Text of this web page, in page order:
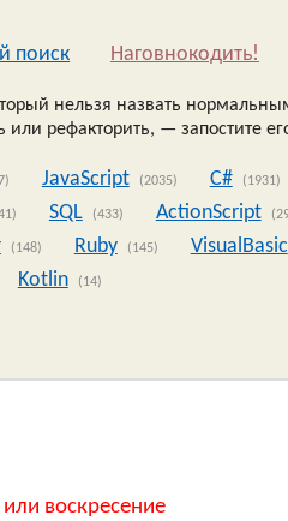
поиск Наговнокодить!
нельзя назвать
или рефакторить, — запостите
JavaScript (2035) C# (1931)
SQL (433) ActionScript
(148) Ruby (145) VisualBasic
Kotlin (14)
или воскресение